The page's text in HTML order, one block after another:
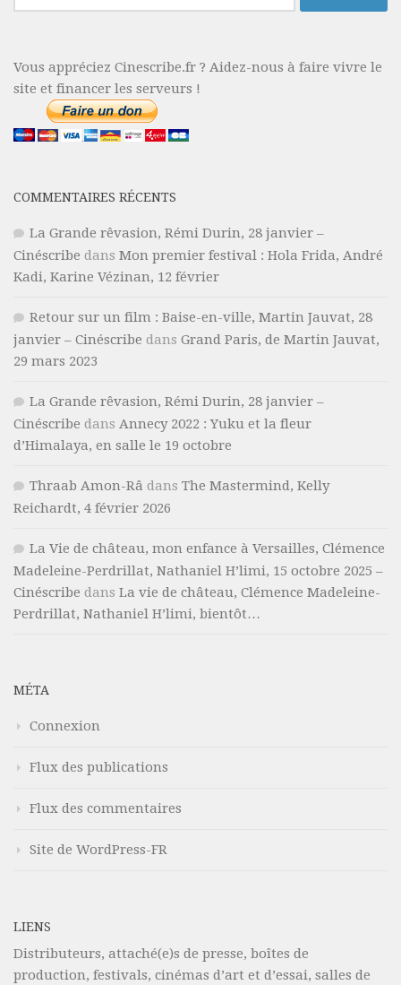
Vous appréciez Cinescribe.fr ? Aidez-nous à faire vivre le
site et financer les serveurs !
COMMENTAIRES RÉCENTS
La Grande rêvasion, Rémi Durin, 28 janvier –
Cinéscribe dans Mon premier festival : Hola Frida, André
Kadi, Karine Vézinan, 12 février
Retour sur un film : Baise-en-ville, Martin Jauvat, 28
janvier – Cinéscribe dans Grand Paris, de Martin Jauvat,
29 mars 2023
La Grande rêvasion, Rémi Durin, 28 janvier –
Cinéscribe dans Annecy 2022 : Yuku et la fleur
d’Himalaya, en salle le 19 octobre
Thraab Amon-Râ dans The Mastermind, Kelly
Reichardt, 4 février 2026
La Vie de château, mon enfance à Versailles, Clémence
Madeleine-Perdrillat, Nathaniel H’limi, 15 octobre 2025 –
Cinéscribe dans La vie de château, Clémence Madeleine-
Perdrillat, Nathaniel H’limi, bientôt…
MÉTA
Connexion
Flux des publications
Flux des commentaires
Site de WordPress-FR
LIENS
Distributeurs, attaché(e)s de presse, boîtes de
production, festivals, cinémas d’art et d’essai, salles de